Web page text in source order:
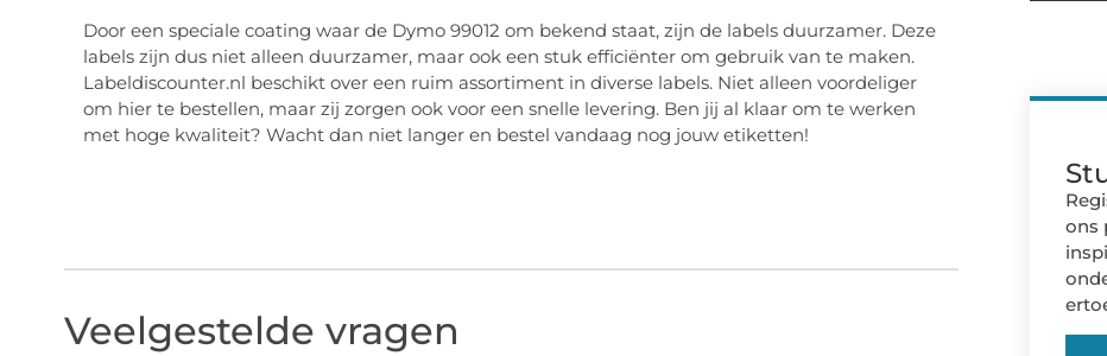
Door een speciale coating waar de Dymo 99012 om bekend staat, zijn de labels duurzamer. Deze
labels zijn dus niet alleen duurzamer, maar ook een stuk efficiënter om gebruik van te maken.
Labeldiscounter.nl beschikt over een ruim assortiment in diverse labels. Niet alleen voordeliger
om hier te bestellen, maar zij zorgen ook voor een snelle levering. Ben jij al klaar om te werken
met hoge kwaliteit? Wacht dan niet langer en bestel vandaag nog jouw etiketten!
Veelgestelde vragen
ons